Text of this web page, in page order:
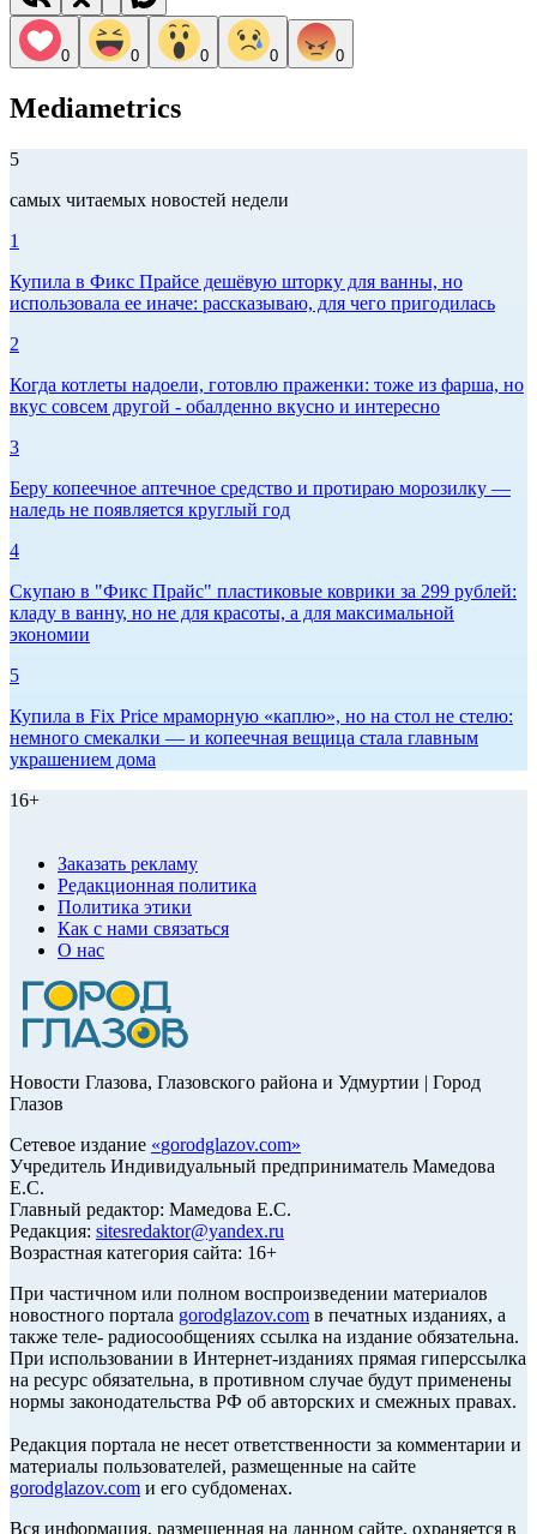
0 0 0 0 0
Mediametrics
5
самых читаемых новостей недели
1
Купила в Фикс Прайсе дешёвую шторку для ванны, но
использовала ее иначе: рассказываю, для чего пригодилась
2
Когда котлеты надоели, готовлю праженки: тоже из фарша, но
вкус совсем другой - обалденно вкусно и интересно
3
Беру копеечное аптечное средство и протираю морозилку —
наледь не появляется круглый год
4
Скупаю в "Фикс Прайс" пластиковые коврики за 299 рублей:
кладу в ванну, но не для красоты, а для максимальной
экономии
5
Купила в Fix Price мраморную «каплю», но на стол не стелю:
немного смекалки — и копеечная вещица стала главным
украшением дома
16+
Заказать рекламу
Редакционная политика
Политика этики
Как с нами связаться
О нас
Новости Глазова, Глазовского района и Удмуртии | Город
Глазов
Сетевое издание «gorodglazov.com»
Учредитель Индивидуальный предприниматель Мамедова
Е.С.
Главный редактор: Мамедова Е.С.
Редакция: sitesredaktor@yandex.ru
Возрастная категория сайта: 16+
При частичном или полном воспроизведении материалов
новостного портала gorodglazov.com в печатных изданиях, а
также теле- радиосообщениях ссылка на издание обязательна.
При использовании в Интернет-изданиях прямая гиперссылка
на ресурс обязательна, в противном случае будут применены
нормы законодательства РФ об авторских и смежных правах.
Редакция портала не несет ответственности за комментарии и
материалы пользователей, размещенные на сайте
gorodglazov.com и его субдоменах.
Вся информация, размещенная на данном сайте, охраняется в